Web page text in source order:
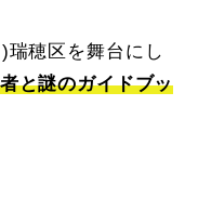
穂区を舞台にし
と謎のガイドブッ